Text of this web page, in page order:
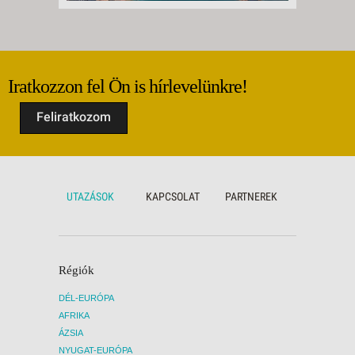
Iratkozzon fel Ön is hírlevelünkre!
Feliratkozom
UTAZÁSOK KAPCSOLAT PARTNEREK
Régiók
DÉL-EURÓPA
AFRIKA
ÁZSIA
NYUGAT-EURÓPA